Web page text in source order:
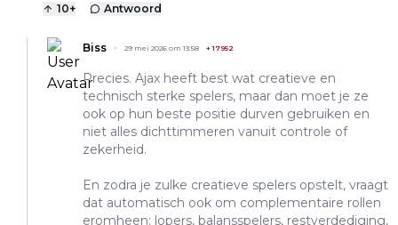
10+ Antwoord
Biss 29 mei 2026 om 13:58 +17952
Precies. Ajax heeft best wat creatieve en
technisch sterke spelers, maar dan moet je ze
ook op hun beste positie durven gebruiken en
niet alles dichttimmeren vanuit controle of
zekerheid.
En zodra je zulke creatieve spelers opstelt, vraagt
dat automatisch ook om complementaire rollen
eromheen: lopers, balansspelers, restverdediging,